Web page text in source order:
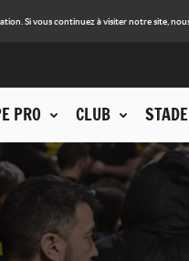
Si vous continuez à visiter notre site,
PRO CLUB STADE